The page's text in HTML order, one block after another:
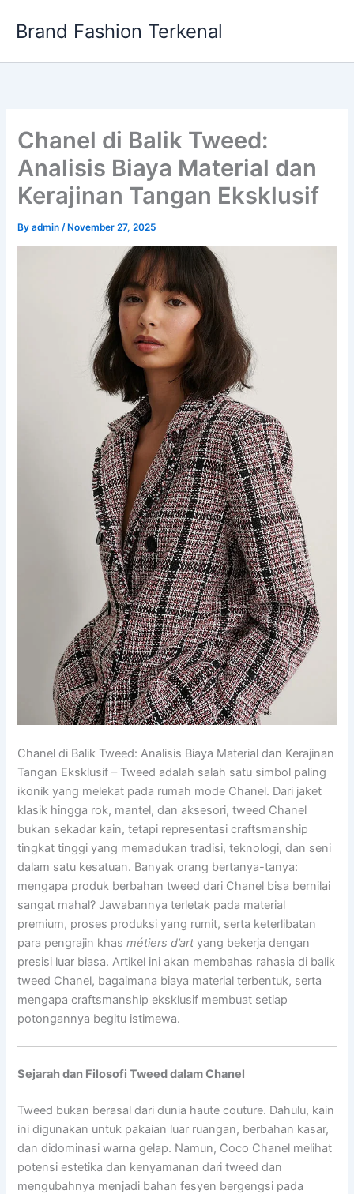
Brand Fashion Terkenal
Chanel di Balik Tweed:
Analisis Biaya Material dan
Kerajinan Tangan Eksklusif
Byadmin/ November 27, 2025
Chanel di Balik Tweed: Analisis Biaya Material dan Kerajinan
Tangan Eksklusif – Tweed adalah salah satu simbol paling
ikonik yang melekat pada rumah mode Chanel. Dari jaket
klasik hingga rok, mantel, dan aksesori, tweed Chanel
bukan sekadar kain, tetapi representasi craftsmanship
tingkat tinggi yang memadukan tradisi, teknologi, dan seni
dalam satu kesatuan. Banyak orang bertanya-tanya:
mengapa produk berbahan tweed dari Chanel bisa bernilai
sangat mahal? Jawabannya terletak pada material
premium, proses produksi yang rumit, serta keterlibatan
para pengrajin khasmétiers d’art yang bekerja dengan
presisi luar biasa. Artikel ini akan membahas rahasia di balik
tweed Chanel, bagaimana biaya material terbentuk, serta
mengapa craftsmanship eksklusif membuat setiap
potongannya begitu istimewa.
Sejarah dan Filosofi Tweed dalam Chanel
Tweed bukan berasal dari dunia haute couture. Dahulu, kain
ini digunakan untuk pakaian luar ruangan, berbahan kasar,
dan didominasi warna gelap. Namun, Coco Chanel melihat
potensi estetika dan kenyamanan dari tweed dan
mengubahnya menjadi bahan fesyen bergengsi pada